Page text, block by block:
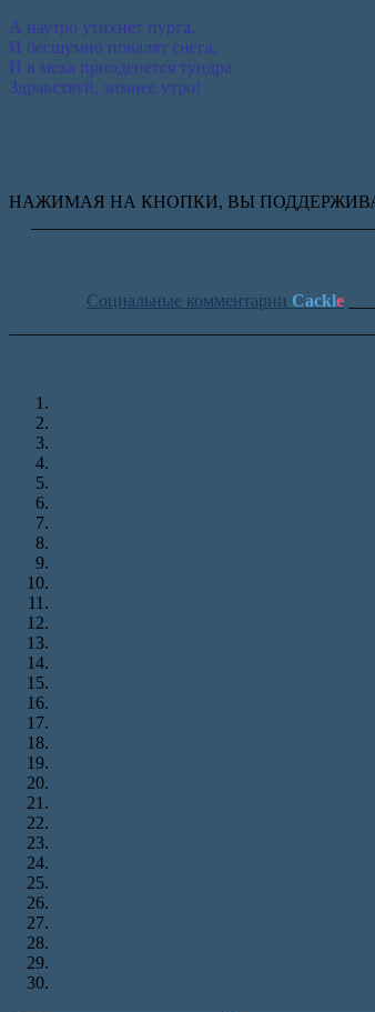
А наутро утихнет пурга,
И бесшумно повалят снега,
И в меха приоденется тундра.
Здравствуй, зимнее утро!
НАЖИМАЯ НА КНОПКИ, ВЫ
Социальные комментарии Cackle